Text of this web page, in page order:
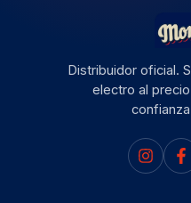
Distribuidor oficial.
electro al